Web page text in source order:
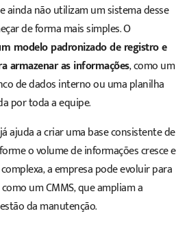
ainda não utilizam um sistema desse
de forma mais simples. O
modelo padronizado de registro e
armazenar as informações, como um
de dados interno ou uma planilha
por toda a equipe.
ajuda a criar uma base consistente de
o volume de informações cresce e
a empresa pode evoluir para
um CMMS, que ampliam a
da manutenção.